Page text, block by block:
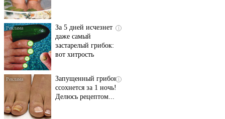
i
За 5 дней исчезнет
даже самый
застарелый грибок:
вот хитрость
i
Запущенный грибок
ссохнется за 1 ночь!
Делюсь рецептом...